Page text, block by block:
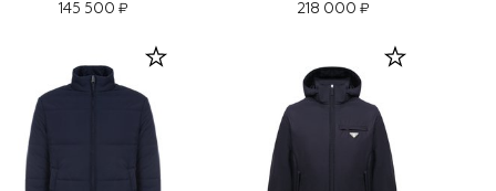
145 500 ₽
218 000 ₽